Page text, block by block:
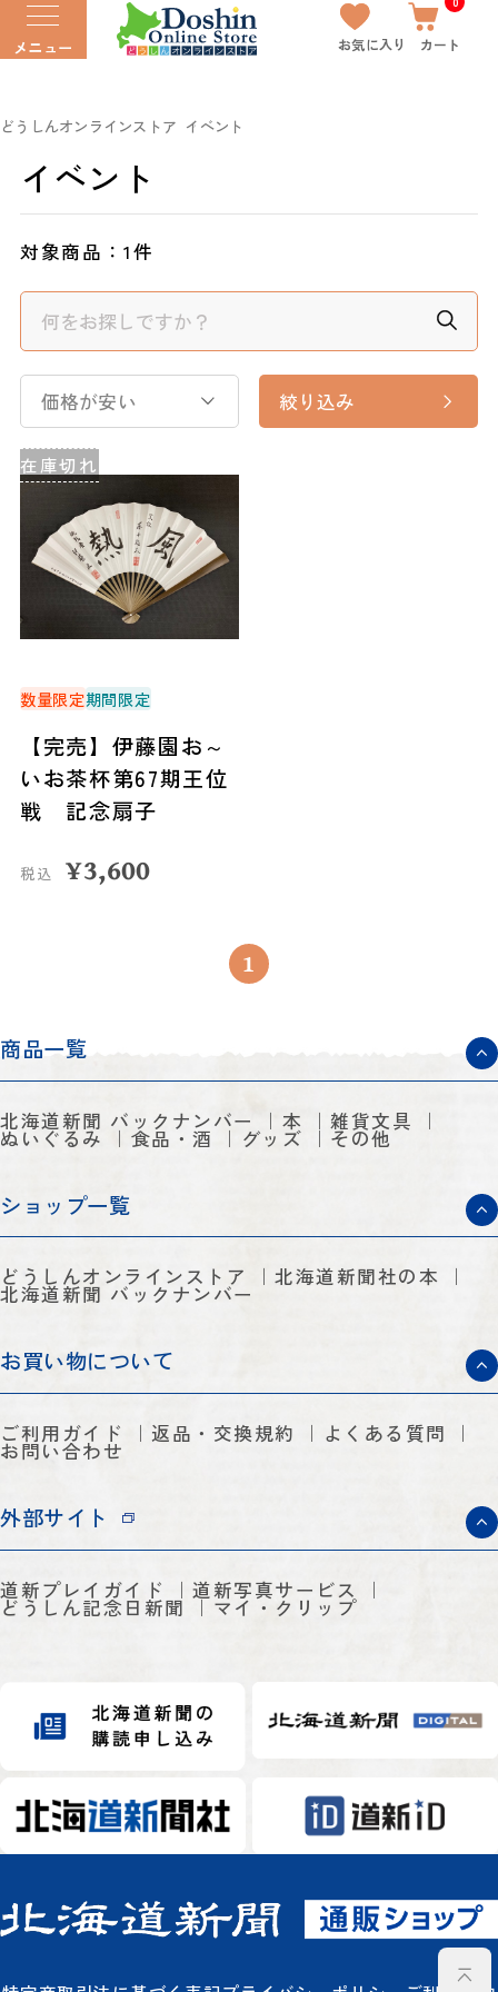
メニュー お気に入り カート
どうしんオンラインストア イベント
イベント
対象商品：1件
価格が安い 絞り込み
在庫切れ
数量限定期間限定
【完売】伊藤園お～
いお茶杯第67期王位
戦 記念扇子
税込 ¥3,600
1
商品一覧
北海道新聞 バックナンバー 本 雑貨文具
ぬいぐるみ 食品・酒 グッズ その他
ショップ一覧
どうしんオンラインストア 北海道新聞社の本
北海道新聞 バックナンバー
お買い物について
ご利用ガイド 返品・交換規約 よくある質問
お問い合わせ
外部サイト
道新プレイガイド 道新写真サービス
どうしん記念日新聞 マイ・クリップ